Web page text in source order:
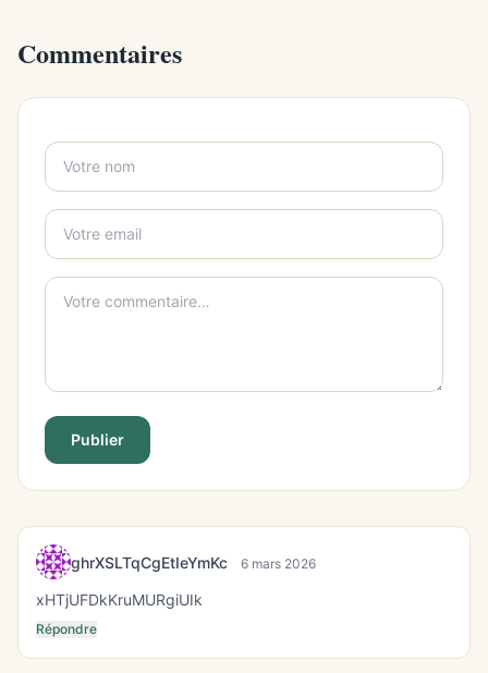
Commentaires
Publier
ghrXSLTqCgEtIeYmKc 6 mars 2026
xHTjUFDkKruMURgiUIk
Répondre